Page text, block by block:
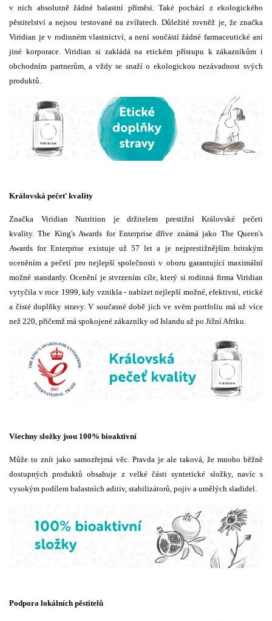
v nich absolutně žádné balastní příměsi. Také pochází z ekologického
pěstitelství a nejsou testované na zvířatech. Důležité rovněž je, že značka
Viridian je v rodinném vlastnictví, a není součástí žádné farmaceutické ani
jiné korporace. Viridian si zakládá na etickém přístupu k zákazníkům i
obchodním partnerům, a vždy se snaží o ekologickou nezávadnost svých
produktů.
Královská pečeť kvality
Značka Viridian Nutrition je držitelem prestižní Královské pečeti
kvality. The King's Awards for Enterprise dříve známá jako The Queen's
Awards for Enterprise existuje už 57 let a je nejprestižnějším britským
oceněním a pečetí pro nejlepší společnosti v oboru garantující maximální
možné standardy. Ocenění je stvrzením cíle, který si rodinná firma Viridian
vytyčila v roce 1999, kdy vznikla - nabízet nejlepší možné, efektivní, etické
a čisté doplňky stravy. V současné době jich ve svém portfoliu má už více
než 220, přičemž má spokojené zákazníky od Islandu až po Jižní Afriku.
Všechny složky jsou 100% bioaktivní
Může to znít jako samozřejmá věc. Pravda je ale taková, že mnoho běžně
dostupných produktů obsahuje z velké části syntetické složky, navíc s
vysokým podílem balastních aditiv, stabilizátorů, pojiv a umělých sladidel.
Podpora lokálních pěstitelů